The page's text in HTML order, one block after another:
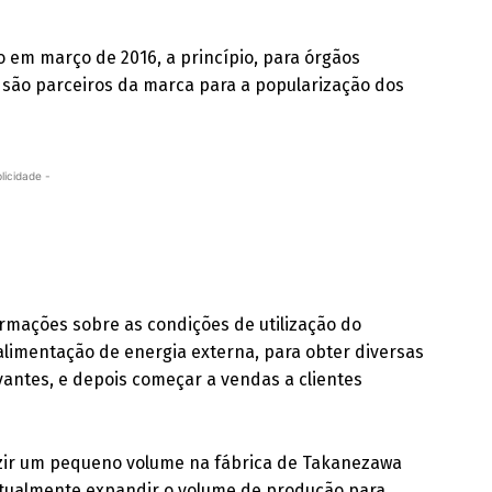
em março de 2016, a princípio, para órgãos
parceiros da marca para a popularização dos
-
sobre as condições de utilização do
de energia externa, para obter diversas
e depois começar a vendas a clientes
um pequeno volume na fábrica de Takanezawa